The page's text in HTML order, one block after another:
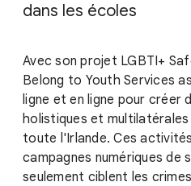
dans les écoles
Avec son projet LGBTI+
Belong to Youth Services
ligne et en ligne pour créer
holistiques et multilatérales
toute l'Irlande. Ces
campagnes numériques de
seulement ciblent les